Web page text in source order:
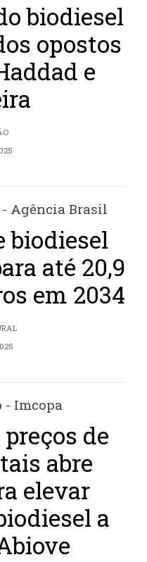
biodiesel
opostos
e
biodiesel
até 20,9
em 2034
de
abre
elevar
a